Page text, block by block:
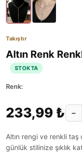
Takıştır
Altın Renk
STOKTA
Renk:
233,99 ₺ −
Altın rengi ve renkli
günlük stilinize şıklık